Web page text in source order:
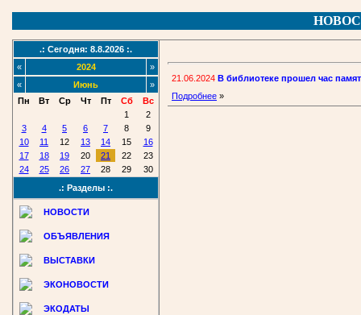
.: Сегодня: 8.8.2026 :.
«
2024
»
«
Июнь
»
Пн
Вт Ср Чт Пт Сб
Вс
1
2
3
4 5 6 7 8
9
10
11 12 13 14 15
16
17
18 19 20 21 22
23
24
25 26 27 28 29
30
.: Разделы :.
НОВОСТИ
ОБЪЯВЛЕНИЯ
ВЫСТАВКИ
ЭКОНОВОСТИ
ЭКОДАТЫ
21.06.2024 В библиотеке прошел час
Подробнее »